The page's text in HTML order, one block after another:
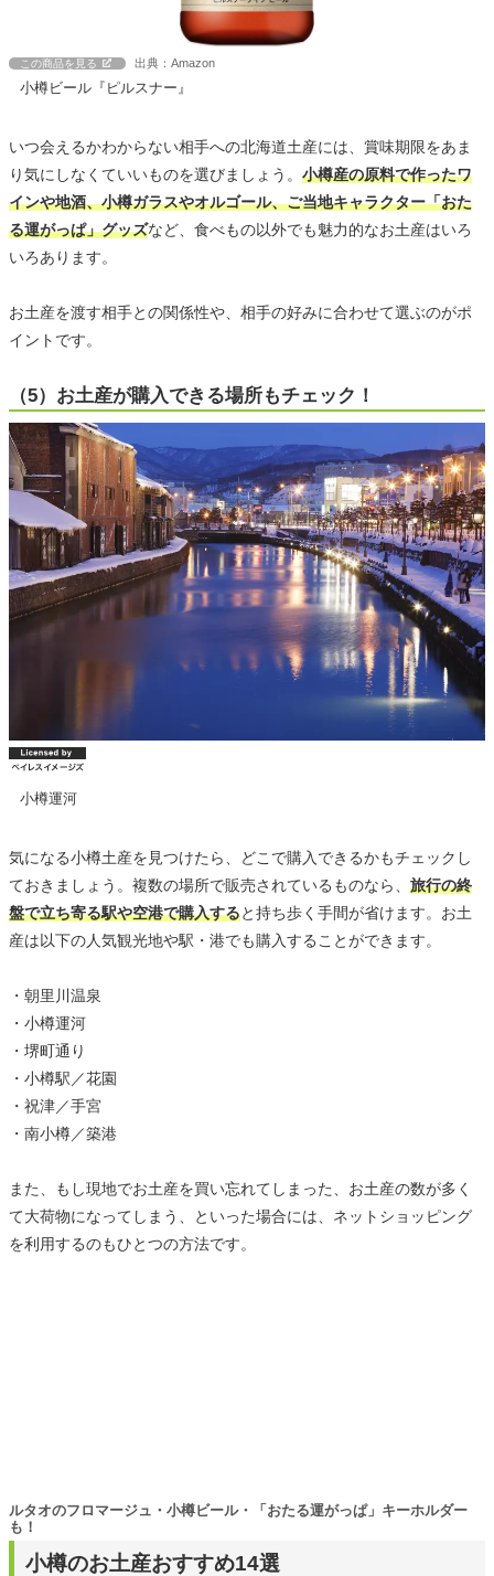
この商品を見る 出典：Amazon
小樽ビール『ピルスナー』
いつ会えるかわからない相手への北海道土産には、賞味期限をあま
り気にしなくていいものを選びましょう。 小樽産の原料で作ったワ
インや地酒、小樽ガラスやオルゴール、ご当地キャラクター「おた
る運がっぱ」グッズなど、食べもの以外でも魅力的なお土産はいろ
いろあります。
お土産を渡す相手との関係性や、相手の好みに合わせて選ぶのがポ
イントです。
（5）お土産が購入できる場所もチェック！
小樽運河
気になる小樽土産を見つけたら、どこで購入できるかもチェックし
ておきましょう。複数の場所で販売されているものなら、 旅行の終
盤で立ち寄る駅や空港で購入すると持ち歩く手間が省けます。お土
産は以下の人気観光地や駅・港でも購入することができます。
・朝里川温泉
・小樽運河
・堺町通り
・小樽駅／花園
・祝津／手宮
・南小樽／築港
また、もし現地でお土産を買い忘れてしまった、お土産の数が多く
て大荷物になってしまう、といった場合には、ネットショッピング
を利用するのもひとつの方法です。
小樽のお土産おすすめ14選
ルタオのフロマージュ・小樽ビール・「おたる運がっぱ」キーホルダー
も！